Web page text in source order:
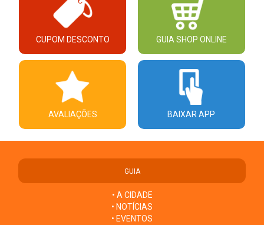
CUPOM DESCONTO GUIA SHOP ONLINE
AVALIAÇÕES BAIXAR APP
GUIA
• A CIDADE
• NOTÍCIAS
• EVENTOS